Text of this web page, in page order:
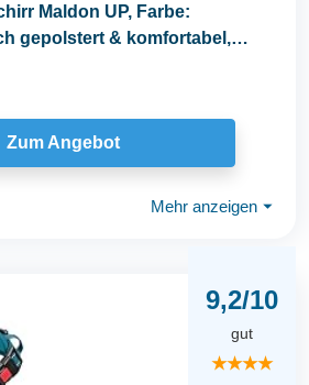
Maldon UP, Farbe:
gepolstert & komfortabel,
Zum Angebot
Mehr anzeigen ⏷
9,2/10
gut
★★★★